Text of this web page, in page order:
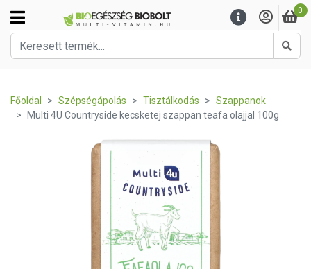
0
Főoldal Szépségápolás Tisztálkodás
Szappanok
Multi 4U Countryside kecsketej szappan teafa olajjal 100g